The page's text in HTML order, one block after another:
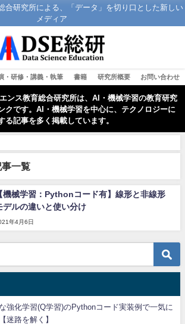
合研究所による、「データ」を切り口とした新しい
メディア
・研修・講義・執筆 書籍 研究所概要 お問い合わせ
ンス教育総合研究所は、AI・機械学習の教育研究
クです。AI・機械学習を中心に、テクノロジーに
る記事を多く掲載しています。
一覧
機械学習：Pythonコード有】線形と非線形
デルの違いと使い分け
年4月6日
強化学習(Q学習)のPythonコード実装例で一気に
迷路を解く】